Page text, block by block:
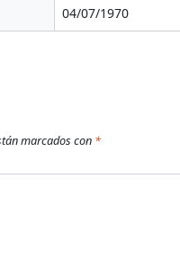
04/07/1970
marcados con *